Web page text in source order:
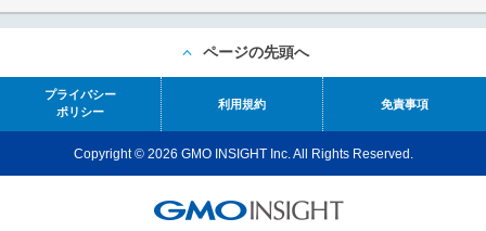
ページの先頭へ
プライバシー
ポリシー
利用規約 免責事項
Copyright © 2026 GMO INSIGHT Inc. All Rights Reserved.